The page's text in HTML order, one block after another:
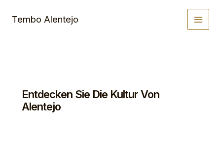
InhaltTembo Alentejo
Entdecken Sie Die Kultur Von
Alentejo